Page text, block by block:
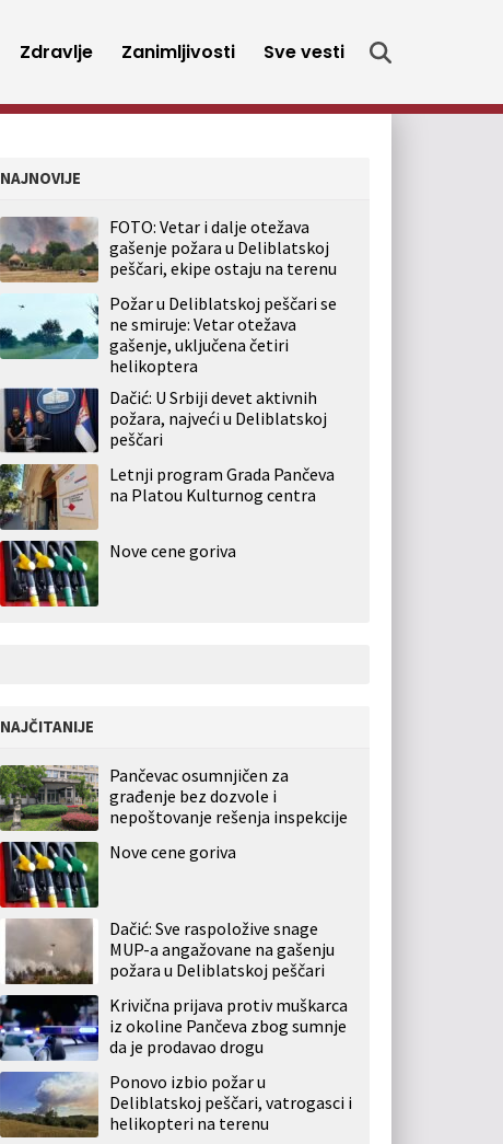
Zdravlje Zanimljivosti Sve vesti
NAJNOVIJE
FOTO: Vetar i dalje otežava
gašenje požara u Deliblatskoj
peščari, ekipe ostaju na terenu
Požar u Deliblatskoj peščari se
ne smiruje: Vetar otežava
gašenje, uključena četiri
helikoptera
Dačić: U Srbiji devet aktivnih
požara, najveći u Deliblatskoj
peščari
Letnji program Grada Pančeva
na Platou Kulturnog centra
Nove cene goriva
NAJČITANIJE
Pančevac osumnjičen za
građenje bez dozvole i
nepoštovanje rešenja inspekcije
Nove cene goriva
Dačić: Sve raspoložive snage
MUP-a angažovane na gašenju
požara u Deliblatskoj peščari
Krivična prijava protiv muškarca
iz okoline Pančeva zbog sumnje
da je prodavao drogu
Ponovo izbio požar u
Deliblatskoj peščari, vatrogasci i
helikopteri na terenu